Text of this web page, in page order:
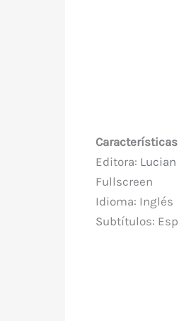
Características
Editora:
Fullscreen
Idioma: Inglés
Subtítulos: